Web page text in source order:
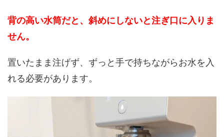
背の高い水筒だと、斜めにしないと注ぎ口に入りま
せん。
置いたまま注げず、ずっと手で持ちながらお水を入
れる必要があります。